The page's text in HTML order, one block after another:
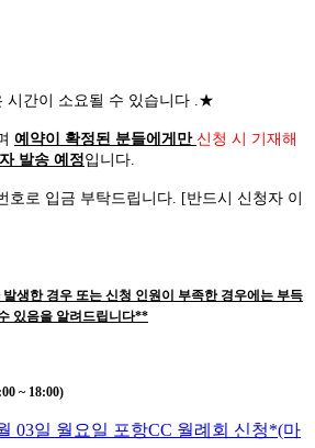
시간이 소요될 수 있습니다 .★
예약이 확정된 분들에게만 신청 시 기재해
발송 예정입니다.
호로 입금 부탁드립니다. [반드시 신청자 이
생한 경우 또는 신청 인원이 부족한 경우에는 부득
있음을 알려드립니다**
~ 18:00)
03일 월요일 포항CC 월례회 신청*(마